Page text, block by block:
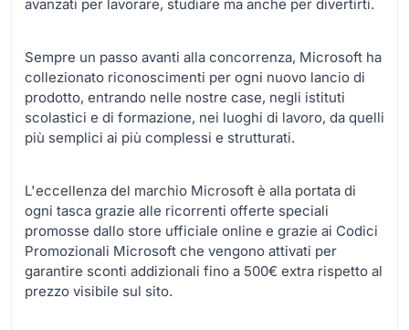
avanzati per lavorare, studiare ma anche per divertirti.
Sempre un passo avanti alla concorrenza, Microsoft ha
collezionato riconoscimenti per ogni nuovo lancio di
prodotto, entrando nelle nostre case, negli istituti
scolastici e di formazione, nei luoghi di lavoro, da quelli
più semplici ai più complessi e strutturati.
L'eccellenza del marchio Microsoft è alla portata di
ogni tasca grazie alle ricorrenti offerte speciali
promosse dallo store ufficiale online e grazie ai Codici
Promozionali Microsoft che vengono attivati per
garantire sconti addizionali fino a 500€ extra rispetto al
prezzo visibile sul sito.